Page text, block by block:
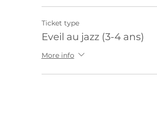
Ticket type
Eveil au jazz (3-4 ans)
More info